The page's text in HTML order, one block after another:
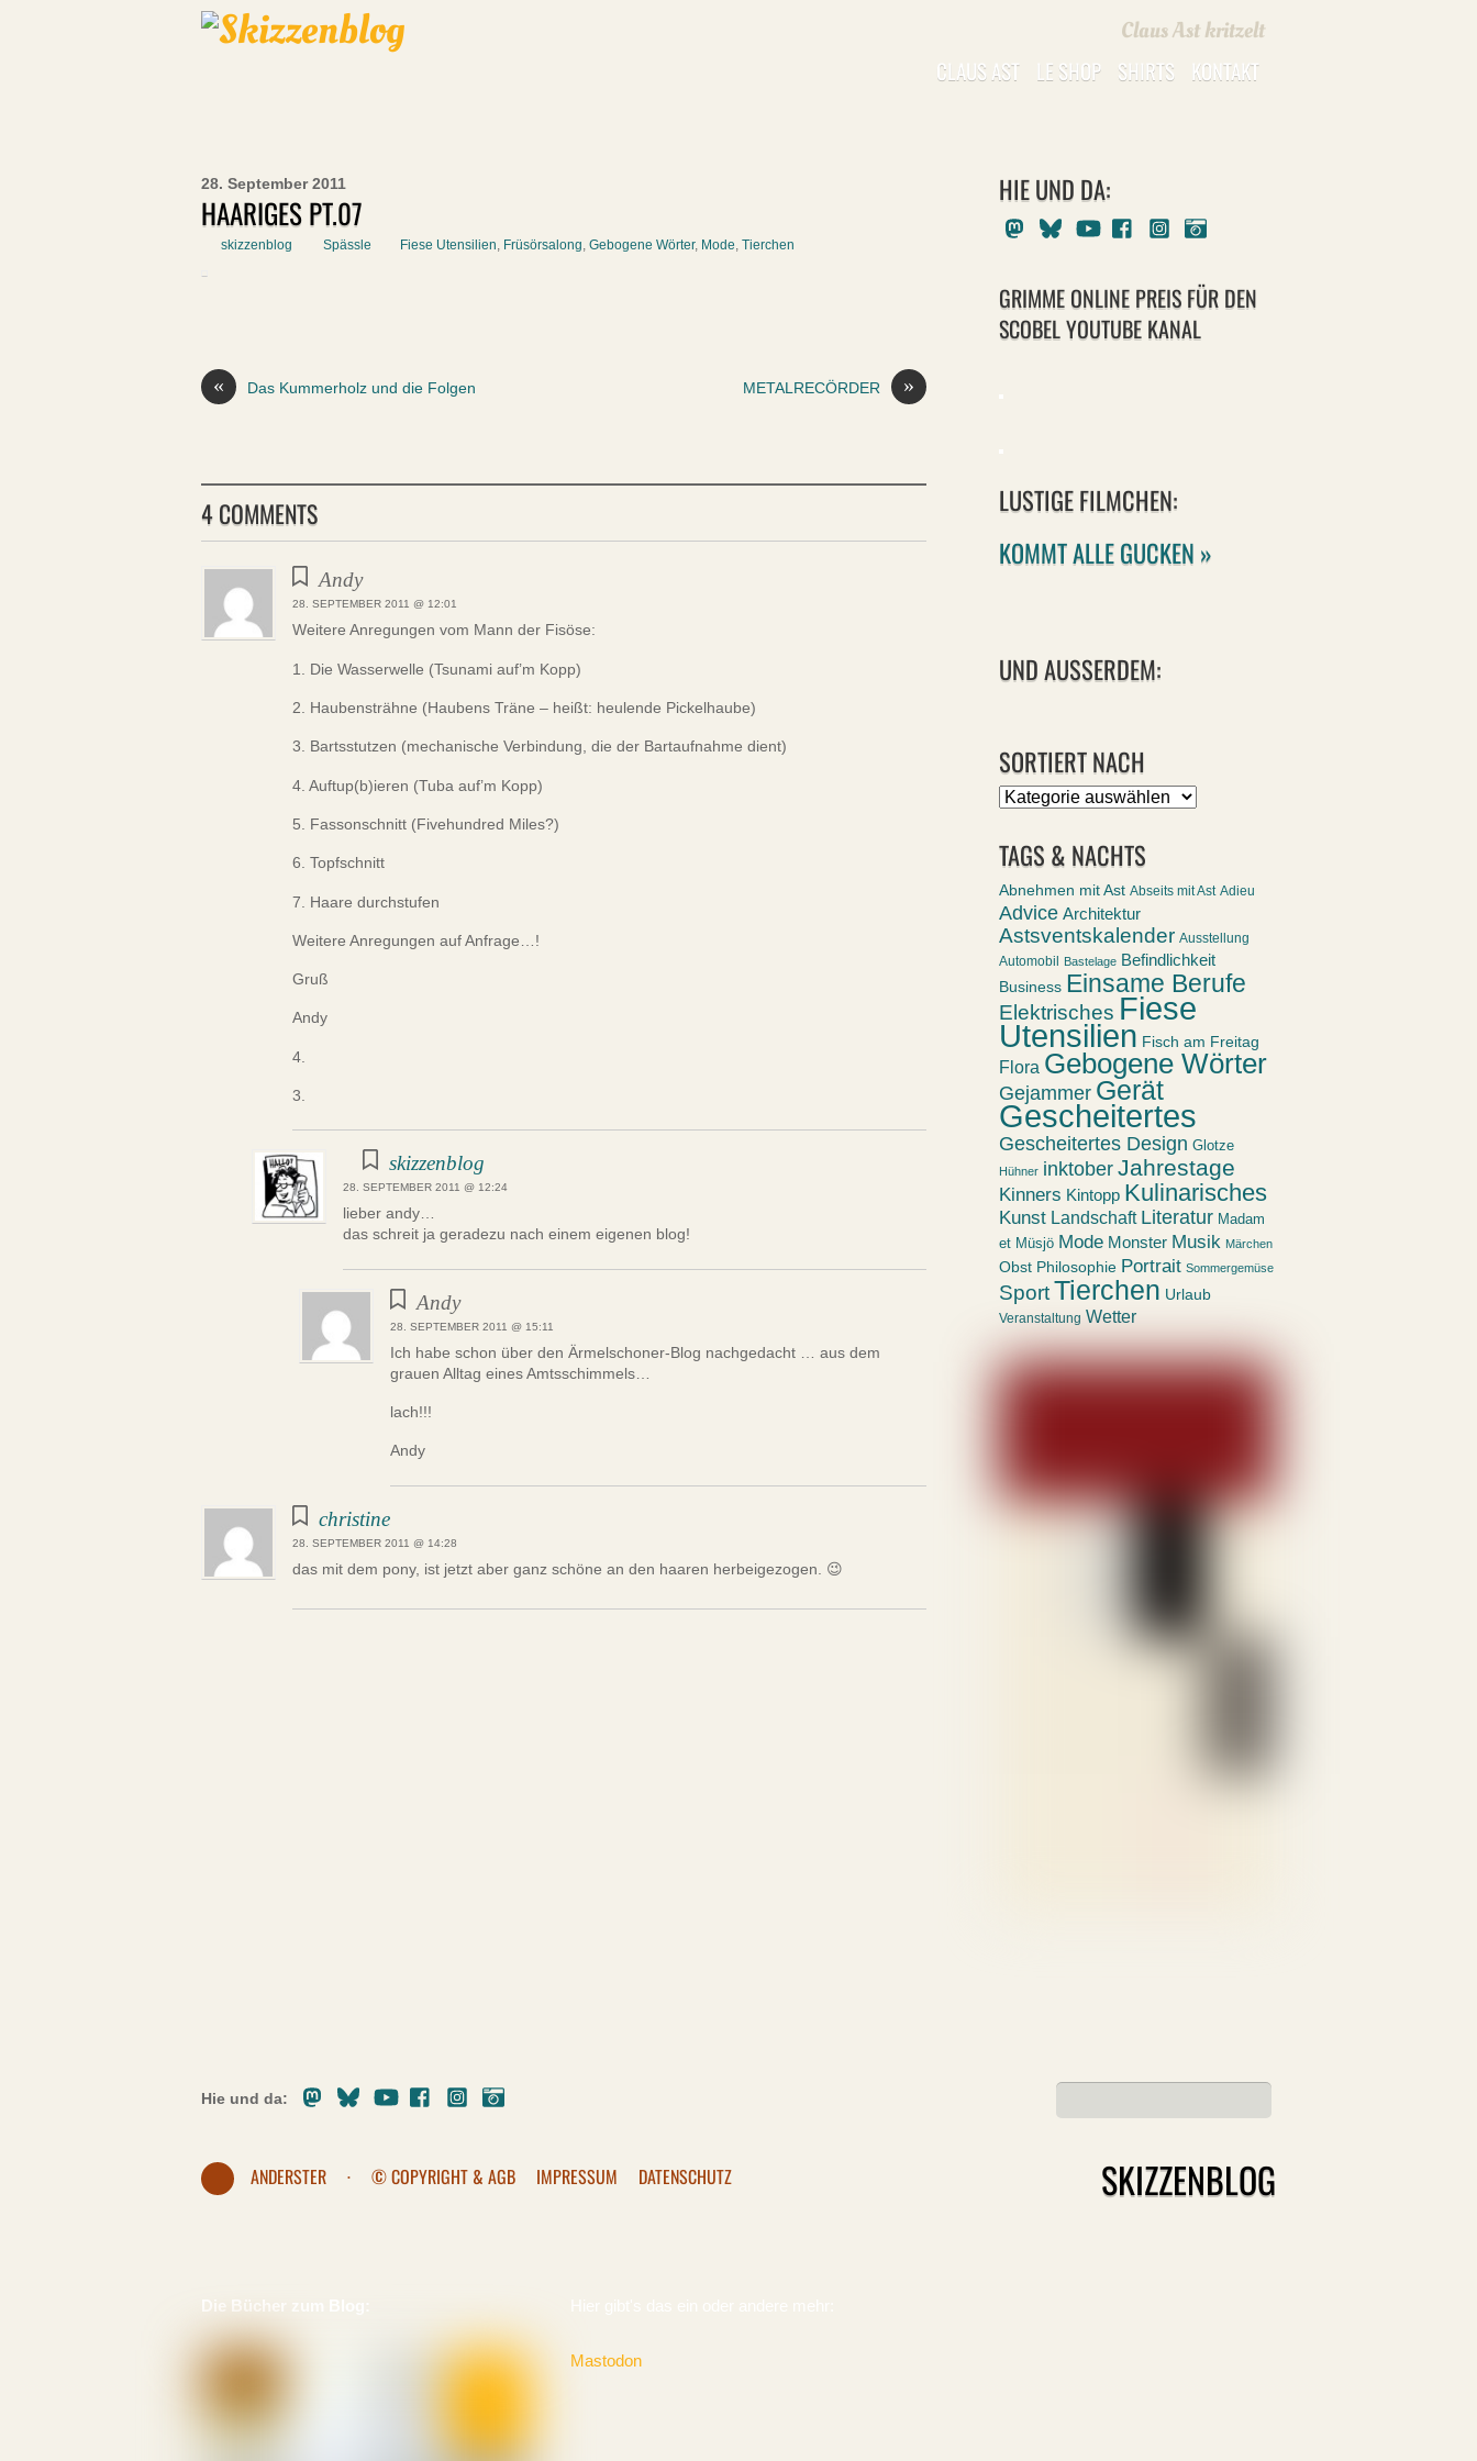
Claus Ast kritzelt
CLAUS AST LE SHOP SHIRTS KONTAKT
28. September 2011
HAARIGES PT.07
skizzenblog Spässle Fiese Utensilien, Früsörsalong, Gebogene Wörter, Mode, Tierchen
« Das Kummerholz und die Folgen »
METALRECÖRDER
4 COMMENTS
Andy
28. SEPTEMBER 2011 @ 12:01
Weitere Anregungen vom Mann der Fisöse:
1. Die Wasserwelle (Tsunami auf’m Kopp)
2. Haubensträhne (Haubens Träne – heißt: heulende Pickelhaube)
3. Bartsstutzen (mechanische Verbindung, die der Bartaufnahme dient)
4. Auftup(b)ieren (Tuba auf’m Kopp)
5. Fassonschnitt (Fivehundred Miles?)
6. Topfschnitt
7. Haare durchstufen
Weitere Anregungen auf Anfrage…!
Gruß
Andy
4.
3.
skizzenblog
28. SEPTEMBER 2011 @ 12:24
lieber andy…
das schreit ja geradezu nach einem eigenen blog!
Andy
28. SEPTEMBER 2011 @ 15:11
Ich habe schon über den Ärmelschoner-Blog nachgedacht … aus dem
grauen Alltag eines Amtsschimmels…
lach!!!
Andy
christine
28. SEPTEMBER 2011 @ 14:28
das mit dem pony, ist jetzt aber ganz schöne an den haaren herbeigezogen. 😉
HIE UND DA:
MastodonBlueskyYoutubeFacebookInstagram
GRIMME ONLINE PREIS FÜR DEN
SCOBEL YOUTUBE KANAL
LUSTIGE FILMCHEN:
KOMMT ALLE GUCKEN »
UND AUSSERDEM:
SORTIERT NACH
Sortiert
TAGS & NACHTS
Abnehmen mit Ast Abseits mit Ast Adieu
Advice Architektur
Astsventskalender Ausstellung
Automobil Bastelage Befindlichkeit
Business Einsame Berufe
Elektrisches Fiese
Utensilien Fisch am Freitag
Flora Gebogene Wörter
Gejammer Gerät
Gescheitertes
Gescheitertes Design Glotze
Hühner inktober Jahrestage
Kinners Kintopp Kulinarisches
Kunst Landschaft Literatur Madam
et Müsjö Mode Monster Musik Märchen
Obst Philosophie Portrait Sommergemüse
SportTierchen Urlaub
Veranstaltung Wetter
Hie und da:
MastodonBlueskyYoutubeFacebookInstagram
ANDERSTER · © COPYRIGHT & AGB IMPRESSUM DATENSCHUTZ SKIZZENBLOG
Die Bücher zum Blog:
Mastodon